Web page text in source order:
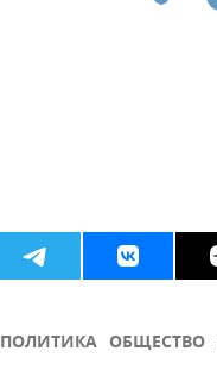
ПОЛИТИКА ОБЩЕСТВО